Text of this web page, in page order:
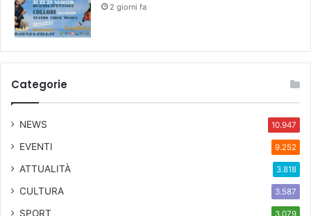
2 giorni fa
Categorie
NEWS 10.947
EVENTI 9.252
ATTUALITÀ 3.818
CULTURA 3.587
SPORT 3.079